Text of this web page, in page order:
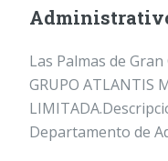
Las Palmas de
GRUPO ATLANTIS
Departamento de